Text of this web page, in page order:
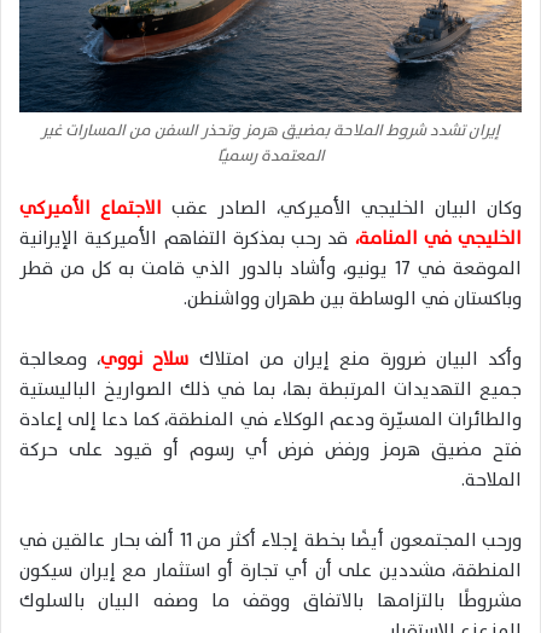
إيران تشدد شروط الملاحة بمضيق هرمز وتحذر السفن من المسارات غير
المعتمدة رسميًا
وكان البيان الخليجي الأميركي، الصادر عقب الاجتماع الأميركي
الخليجي في المنامة، قد رحب بمذكرة التفاهم الأميركية الإيرانية
الموقعة في 17 يونيو، وأشاد بالدور الذي قامت به كل من قطر
وباكستان في الوساطة بين طهران وواشنطن.
وأكد البيان ضرورة منع إيران من امتلاك سلاح نووي، ومعالجة
جميع التهديدات المرتبطة بها، بما في ذلك الصواريخ الباليستية
والطائرات المسيّرة ودعم الوكلاء في المنطقة، كما دعا إلى إعادة
فتح مضيق هرمز ورفض فرض أي رسوم أو قيود على حركة
الملاحة.
ورحب المجتمعون أيضًا بخطة إجلاء أكثر من 11 ألف بحار عالقين في
المنطقة، مشددين على أن أي تجارة أو استثمار مع إيران سيكون
مشروطًا بالتزامها بالاتفاق ووقف ما وصفه البيان بالسلوك